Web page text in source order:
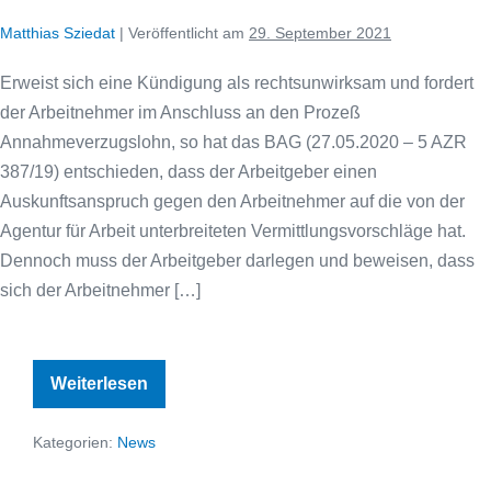
Matthias Sziedat | Veröffentlicht am 29. September 2021
Erweist sich eine Kündigung als rechtsunwirksam und fordert
der Arbeitnehmer im Anschluss an den Prozeß
Annahmeverzugslohn, so hat das BAG (27.05.2020 – 5 AZR
387/19) entschieden, dass der Arbeitgeber einen
Auskunftsanspruch gegen den Arbeitnehmer auf die von der
Agentur für Arbeit unterbreiteten Vermittlungsvorschläge hat.
Dennoch muss der Arbeitgeber darlegen und beweisen, dass
sich der Arbeitnehmer […]
Weiterlesen
Abwehr
Kategorien: News